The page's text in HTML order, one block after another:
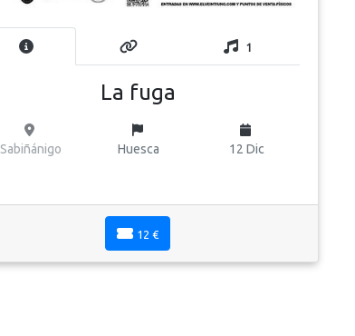
1
La fuga
Sabiñánigo Huesca 12 Dic
12 €